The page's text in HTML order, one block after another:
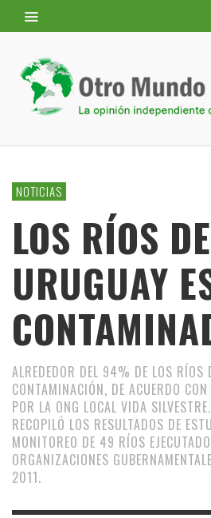
NOTICIAS
LOS RÍOS DE
URUGUAY
ALREDEDOR DEL 94% DE LOS RÍOS
CONTAMINACIÓN, DE ACUERDO
POR LA ONG LOCAL VIDA
RECOPILÓ LOS RESULTADOS DE
MONITOREO DE 49 RÍOS
ORGANIZACIONES
2011.